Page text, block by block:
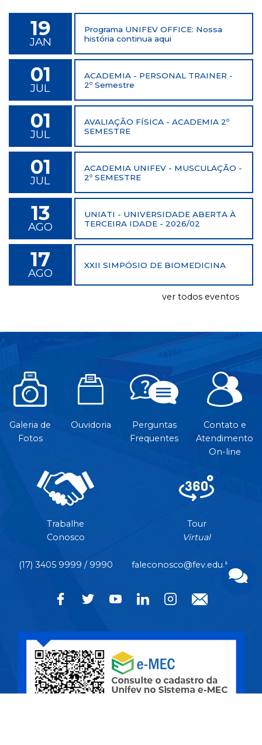
19
JAN
Programa UNIFEV OFFICE: Nossa
história continua aqui
01
JUL
ACADEMIA - PERSONAL TRAINER -
2º Semestre
01
JUL
AVALIAÇÃO FÍSICA - ACADEMIA 2º
SEMESTRE
01
JUL
ACADEMIA UNIFEV - MUSCULAÇÃO -
2º SEMESTRE
13
AGO
UNIATI - UNIVERSIDADE ABERTA À
TERCEIRA IDADE - 2026/02
17
AGO
XXII SIMPÓSIO DE BIOMEDICINA
ver todos eventos
Galeria de
Fotos
Ouvidoria
Perguntas
Frequentes
Contato e
Atendimento
On-line
Trabalhe
Conosco
Tour
Virtual
(17) 3405 9999 / 9990 faleconosco@fev.edu.br